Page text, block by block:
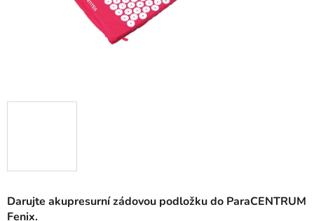
Darujte akupresurní zádovou podložku do ParaCENTRUM
Fenix.